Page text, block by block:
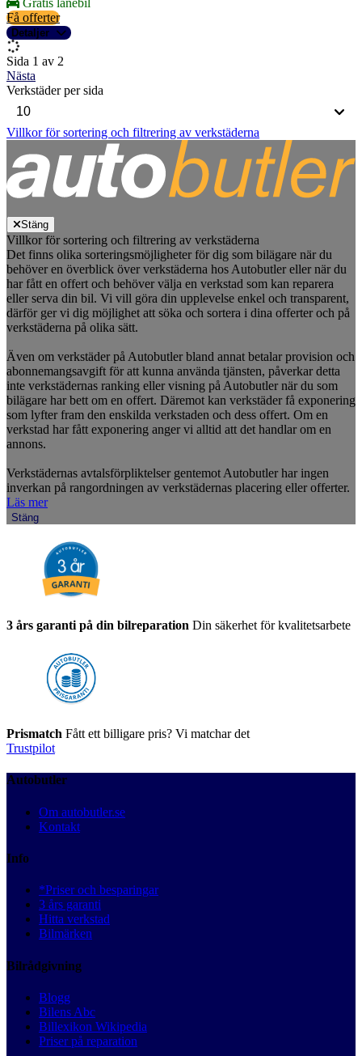
Gratis lånebil
Få offerter
Detaljer
Sida 1 av 2
Nästa
Verkstäder per sida
Villkor för sortering och filtrering av verkstäderna
Stäng
Villkor för sortering och filtrering av verkstäderna
Det finns olika sorteringsmöjligheter för dig som bilägare när du
behöver en överblick över verkstäderna hos Autobutler eller när du
har fått en offert och behöver välja en verkstad som kan reparera
eller serva din bil. Vi vill göra din upplevelse enkel och transparent,
därför ger vi dig möjlighet att söka och sortera i dina offerter och på
verkstäderna på olika sätt.
Även om verkstäder på Autobutler bland annat betalar provision och
abonnemangsavgift för att kunna använda tjänsten, påverkar detta
inte verkstädernas ranking eller visning på Autobutler när du som
bilägare har bett om en offert. Däremot kan verkstäder få exponering
som lyfter fram den enskilda verkstaden och dess offert. Om en
verkstad har fått exponering anger vi alltid att det handlar om en
annons.
Verkstädernas avtalsförpliktelser gentemot Autobutler har ingen
inverkan på rangordningen av verkstädernas placering eller offerter.
Läs mer
Stäng
3 års garanti på din bilreparation Din säkerhet för kvalitetsarbete
Prismatch Fått ett billigare pris? Vi matchar det
Trustpilot
Autobutler
Om autobutler.se
Kontakt
Info
*Priser och besparingar
3 års garanti
Hitta verkstad
Bilmärken
Bilrådgivning
Blogg
Bilens Abc
Billexikon Wikipedia
Priser på reparation